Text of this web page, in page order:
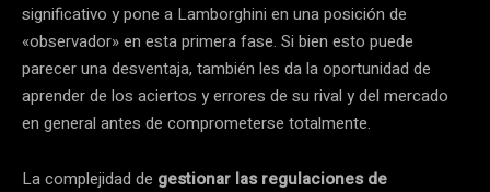
significativo y pone a Lamborghini en una posición de
«observador» en esta primera fase. Si bien esto puede
parecer una desventaja, también les da la oportunidad de
aprender de los aciertos y errores de su rival y del mercado
en general antes de comprometerse totalmente.
La complejidad de gestionar las regulaciones de